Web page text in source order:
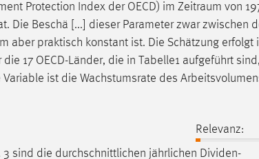
Protection Index der OECD) im Zeitraum von
Die Beschä [...] dieser Parameter zwar zwischen
aber praktisch konstant ist. Die Schätzung erfolgt
17 OECD-Länder, die in Tabelle1 aufgeführt
ist die Wachstumsrate des
Relevanz:
3 sind die durchschnittlichen jährlichen Dividen-